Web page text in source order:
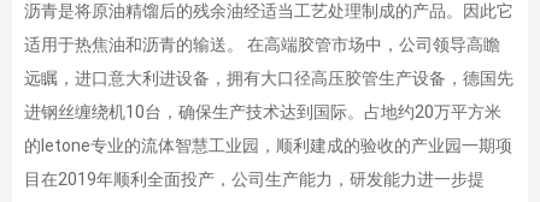
沥青是将原油精馏后的残余油经适当工艺处理制成的产品。因此它
适用于热焦油和沥青的输送。 在高端胶管市场中，公司领导高瞻
远瞩，进口意大利进设备，拥有大口径高压胶管生产设备，德国先
进钢丝缠绕机10台，确保生产技术达到国际。占地约20万平方米
的letone专业的流体智慧工业园，顺利建成的验收的产业园一期项
目在2019年顺利全面投产，公司生产能力，研发能力进一步提